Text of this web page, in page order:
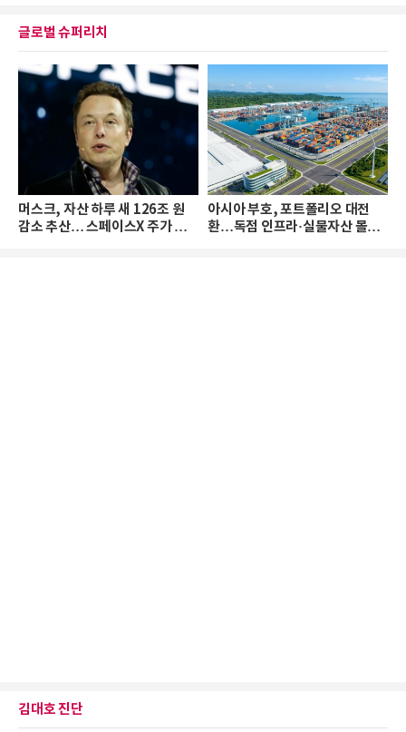
글로벌 슈퍼리치
머스크, 자산 하루 새 126조 원
감소 추산… 스페이스X 주가 하
아시아 부호, 포트폴리오 대전
환…독점 인프라·실물자산 몰린
김대호 진단